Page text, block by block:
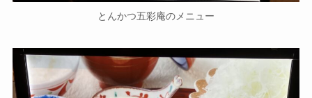
とんかつ五彩庵のメニュー